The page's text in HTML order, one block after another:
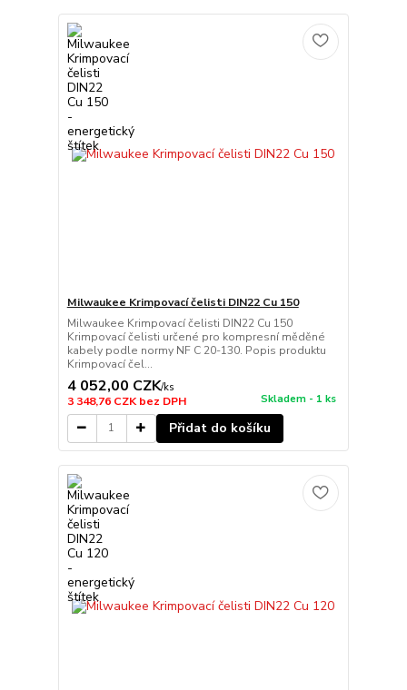
Milwaukee Krimpovací čelisti DIN22 Cu 150
Milwaukee Krimpovací čelisti DIN22 Cu 150
Krimpovací čelisti určené pro kompresní měděné
kabely podle normy NF C 20-130. Popis produktu
Krimpovací čel...
4 052,00 CZK/ks
3 348,76 CZKbez DPH Skladem - 1 ks
Přidat do košíku